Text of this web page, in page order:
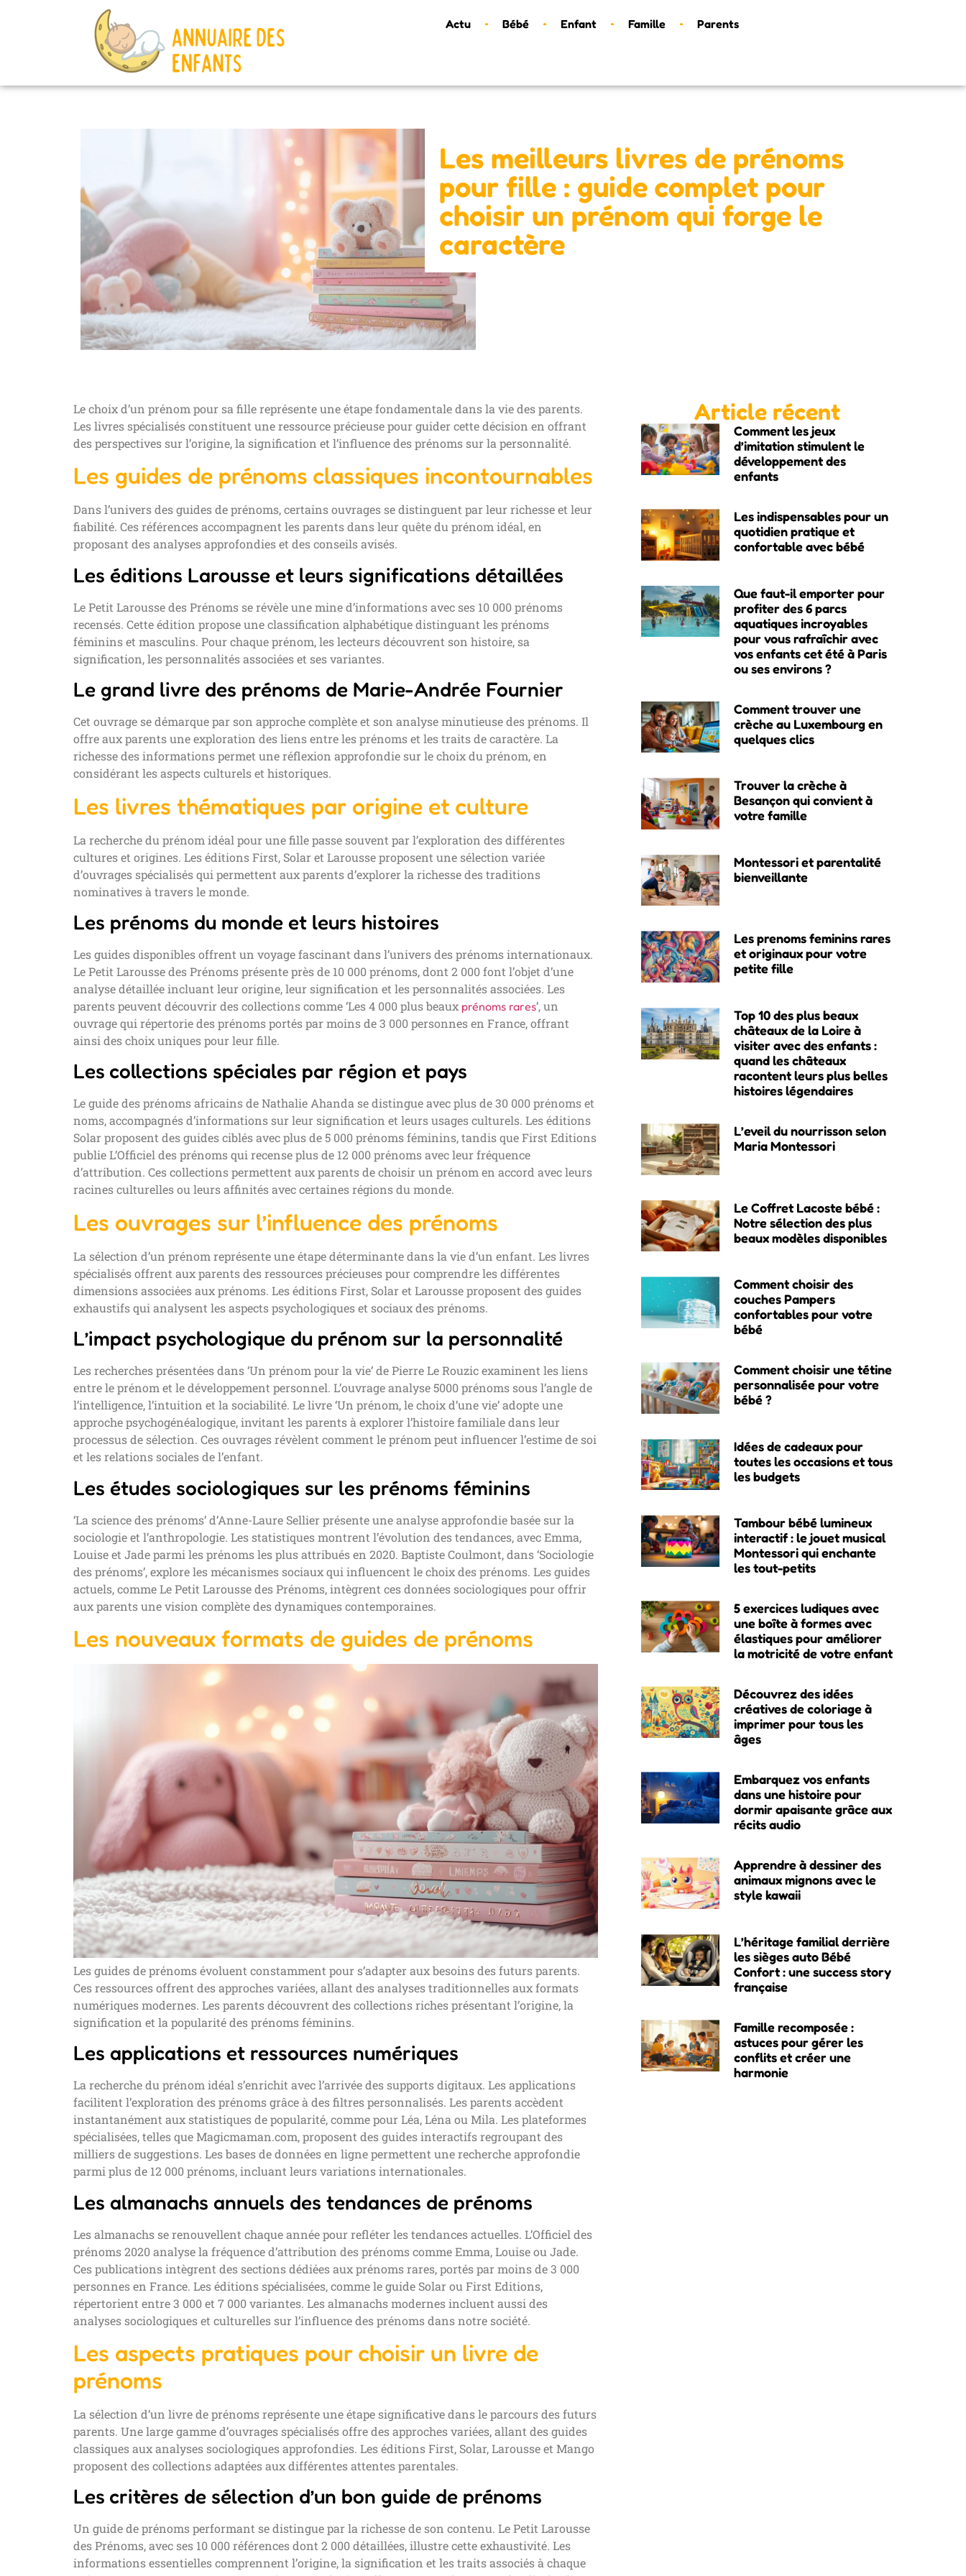
Actu Bébé Enfant Famille Parents
Les meilleurs livres de prénoms
pour fille : guide complet pour
choisir un prénom qui forge le
caractère
Article récent
Comment les jeux
d’imitation stimulent le
développement des
enfants
Les indispensables pour un
quotidien pratique et
confortable avec bébé
Que faut-il emporter pour
profiter des 6 parcs
aquatiques incroyables
pour vous rafraîchir avec
vos enfants cet été à Paris
ou ses environs ?
Comment trouver une
crèche au Luxembourg en
quelques clics
Trouver la crèche à
Besançon qui convient à
votre famille
Montessori et parentalité
bienveillante
Les prenoms feminins rares
et originaux pour votre
petite fille
Top 10 des plus beaux
châteaux de la Loire à
visiter avec des enfants :
quand les châteaux
racontent leurs plus belles
histoires légendaires
L’eveil du nourrisson selon
Maria Montessori
Le Coffret Lacoste bébé :
Notre sélection des plus
beaux modèles disponibles
Comment choisir des
couches Pampers
confortables pour votre
bébé
Comment choisir une tétine
personnalisée pour votre
bébé ?
Idées de cadeaux pour
toutes les occasions et tous
les budgets
Tambour bébé lumineux
interactif : le jouet musical
Montessori qui enchante
les tout-petits
5 exercices ludiques avec
une boîte à formes avec
élastiques pour améliorer
la motricité de votre enfant
Découvrez des idées
créatives de coloriage à
imprimer pour tous les
âges
Embarquez vos enfants
dans une histoire pour
dormir apaisante grâce aux
récits audio
Apprendre à dessiner des
animaux mignons avec le
style kawaii
L’héritage familial derrière
les sièges auto Bébé
Confort : une success story
française
Famille recomposée :
astuces pour gérer les
conflits et créer une
harmonie
Le choix d’un prénom pour sa fille représente une étape fondamentale dans la vie des parents.
Les livres spécialisés constituent une ressource précieuse pour guider cette décision en offrant
des perspectives sur l’origine, la signification et l’influence des prénoms sur la personnalité.
Les guides de prénoms classiques incontournables
Dans l’univers des guides de prénoms, certains ouvrages se distinguent par leur richesse et leur
fiabilité. Ces références accompagnent les parents dans leur quête du prénom idéal, en
proposant des analyses approfondies et des conseils avisés.
Les éditions Larousse et leurs significations détaillées
Le Petit Larousse des Prénoms se révèle une mine d’informations avec ses 10 000 prénoms
recensés. Cette édition propose une classification alphabétique distinguant les prénoms
féminins et masculins. Pour chaque prénom, les lecteurs découvrent son histoire, sa
signification, les personnalités associées et ses variantes.
Le grand livre des prénoms de Marie-Andrée Fournier
Cet ouvrage se démarque par son approche complète et son analyse minutieuse des prénoms. Il
offre aux parents une exploration des liens entre les prénoms et les traits de caractère. La
richesse des informations permet une réflexion approfondie sur le choix du prénom, en
considérant les aspects culturels et historiques.
Les livres thématiques par origine et culture
La recherche du prénom idéal pour une fille passe souvent par l’exploration des différentes
cultures et origines. Les éditions First, Solar et Larousse proposent une sélection variée
d’ouvrages spécialisés qui permettent aux parents d’explorer la richesse des traditions
nominatives à travers le monde.
Les prénoms du monde et leurs histoires
Les guides disponibles offrent un voyage fascinant dans l’univers des prénoms internationaux.
Le Petit Larousse des Prénoms présente près de 10 000 prénoms, dont 2 000 font l’objet d’une
analyse détaillée incluant leur origine, leur signification et les personnalités associées. Les
parents peuvent découvrir des collections comme ‘Les 4 000 plus beaux prénoms rares‘, un
ouvrage qui répertorie des prénoms portés par moins de 3 000 personnes en France, offrant
ainsi des choix uniques pour leur fille.
Les collections spéciales par région et pays
Le guide des prénoms africains de Nathalie Ahanda se distingue avec plus de 30 000 prénoms et
noms, accompagnés d’informations sur leur signification et leurs usages culturels. Les éditions
Solar proposent des guides ciblés avec plus de 5 000 prénoms féminins, tandis que First Editions
publie L’Officiel des prénoms qui recense plus de 12 000 prénoms avec leur fréquence
d’attribution. Ces collections permettent aux parents de choisir un prénom en accord avec leurs
racines culturelles ou leurs affinités avec certaines régions du monde.
Les ouvrages sur l’influence des prénoms
La sélection d’un prénom représente une étape déterminante dans la vie d’un enfant. Les livres
spécialisés offrent aux parents des ressources précieuses pour comprendre les différentes
dimensions associées aux prénoms. Les éditions First, Solar et Larousse proposent des guides
exhaustifs qui analysent les aspects psychologiques et sociaux des prénoms.
L’impact psychologique du prénom sur la personnalité
Les recherches présentées dans ‘Un prénom pour la vie’ de Pierre Le Rouzic examinent les liens
entre le prénom et le développement personnel. L’ouvrage analyse 5000 prénoms sous l’angle de
l’intelligence, l’intuition et la sociabilité. Le livre ‘Un prénom, le choix d’une vie’ adopte une
approche psychogénéalogique, invitant les parents à explorer l’histoire familiale dans leur
processus de sélection. Ces ouvrages révèlent comment le prénom peut influencer l’estime de soi
et les relations sociales de l’enfant.
Les études sociologiques sur les prénoms féminins
‘La science des prénoms’ d’Anne-Laure Sellier présente une analyse approfondie basée sur la
sociologie et l’anthropologie. Les statistiques montrent l’évolution des tendances, avec Emma,
Louise et Jade parmi les prénoms les plus attribués en 2020. Baptiste Coulmont, dans ‘Sociologie
des prénoms’, explore les mécanismes sociaux qui influencent le choix des prénoms. Les guides
actuels, comme Le Petit Larousse des Prénoms, intègrent ces données sociologiques pour offrir
aux parents une vision complète des dynamiques contemporaines.
Les nouveaux formats de guides de prénoms
Les guides de prénoms évoluent constamment pour s’adapter aux besoins des futurs parents.
Ces ressources offrent des approches variées, allant des analyses traditionnelles aux formats
numériques modernes. Les parents découvrent des collections riches présentant l’origine, la
signification et la popularité des prénoms féminins.
Les applications et ressources numériques
La recherche du prénom idéal s’enrichit avec l’arrivée des supports digitaux. Les applications
facilitent l’exploration des prénoms grâce à des filtres personnalisés. Les parents accèdent
instantanément aux statistiques de popularité, comme pour Léa, Léna ou Mila. Les plateformes
spécialisées, telles que Magicmaman.com, proposent des guides interactifs regroupant des
milliers de suggestions. Les bases de données en ligne permettent une recherche approfondie
parmi plus de 12 000 prénoms, incluant leurs variations internationales.
Les almanachs annuels des tendances de prénoms
Les almanachs se renouvellent chaque année pour refléter les tendances actuelles. L’Officiel des
prénoms 2020 analyse la fréquence d’attribution des prénoms comme Emma, Louise ou Jade.
Ces publications intègrent des sections dédiées aux prénoms rares, portés par moins de 3 000
personnes en France. Les éditions spécialisées, comme le guide Solar ou First Editions,
répertorient entre 3 000 et 7 000 variantes. Les almanachs modernes incluent aussi des
analyses sociologiques et culturelles sur l’influence des prénoms dans notre société.
Les aspects pratiques pour choisir un livre de
prénoms
La sélection d’un livre de prénoms représente une étape significative dans le parcours des futurs
parents. Une large gamme d’ouvrages spécialisés offre des approches variées, allant des guides
classiques aux analyses sociologiques approfondies. Les éditions First, Solar, Larousse et Mango
proposent des collections adaptées aux différentes attentes parentales.
Les critères de sélection d’un bon guide de prénoms
Un guide de prénoms performant se distingue par la richesse de son contenu. Le Petit Larousse
des Prénoms, avec ses 10 000 références dont 2 000 détaillées, illustre cette exhaustivité. Les
informations essentielles comprennent l’origine, la signification et les traits associés à chaque